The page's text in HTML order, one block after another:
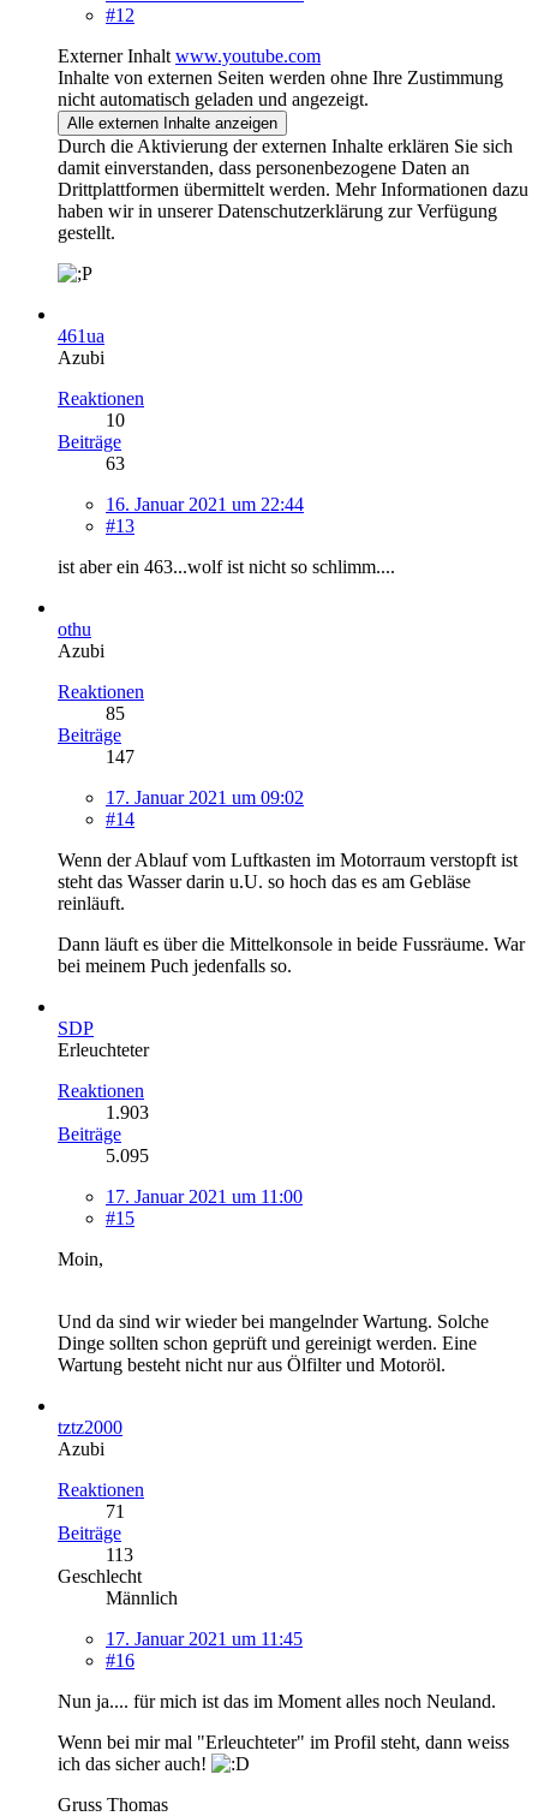
#12
Externer Inhalt www.youtube.com
Inhalte von externen Seiten werden ohne Ihre Zustimmung
nicht automatisch geladen und angezeigt.
Alle externen Inhalte anzeigen
Durch die Aktivierung der externen Inhalte erklären Sie sich
damit einverstanden, dass personenbezogene Daten an
Drittplattformen übermittelt werden. Mehr Informationen dazu
haben wir in unserer Datenschutzerklärung zur Verfügung
gestellt.
461ua
Azubi
Reaktionen
10
Beiträge
63
16. Januar 2021 um 22:44
#13
ist aber ein 463...wolf ist nicht so schlimm....
othu
Azubi
Reaktionen
85
Beiträge
147
17. Januar 2021 um 09:02
#14
Wenn der Ablauf vom Luftkasten im Motorraum verstopft ist
steht das Wasser darin u.U. so hoch das es am Gebläse
reinläuft.
Dann läuft es über die Mittelkonsole in beide Fussräume. War
bei meinem Puch jedenfalls so.
SDP
Erleuchteter
Reaktionen
1.903
Beiträge
5.095
17. Januar 2021 um 11:00
#15
Moin,
Und da sind wir wieder bei mangelnder Wartung. Solche
Dinge sollten schon geprüft und gereinigt werden. Eine
Wartung besteht nicht nur aus Ölfilter und Motoröl.
tztz2000
Azubi
Reaktionen
71
Beiträge
113
Geschlecht
Männlich
17. Januar 2021 um 11:45
#16
Nun ja.... für mich ist das im Moment alles noch Neuland.
Wenn bei mir mal "Erleuchteter" im Profil steht, dann weiss
ich das sicher auch!
Gruss Thomas